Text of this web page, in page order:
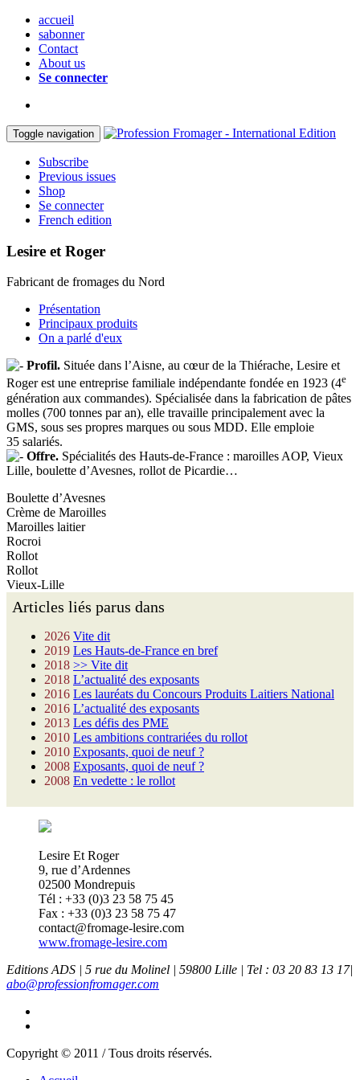
accueil
sabonner
Contact
About us
Se connecter
Toggle navigation
Subscribe
Previous issues
Shop
Se connecter
French edition
Lesire et Roger
Fabricant de fromages du Nord
Présentation
Principaux produits
On a parlé d'eux
Profil. Située dans l’Aisne, au cœur de la Thiérache, Lesire et
Roger est une entreprise familiale indépendante fondée en 1923 (4e
génération aux commandes). Spécialisée dans la fabrication de pâtes
molles (700 tonnes par an), elle travaille principalement avec la
GMS, sous ses propres marques ou sous MDD. Elle emploie
35 salariés.
Offre. Spécialités des Hauts-de-France : maroilles AOP, Vieux
Lille, boulette d’Avesnes, rollot de Picardie…
Boulette d’Avesnes
Crème de Maroilles
Maroilles laitier
Rocroi
Rollot
Rollot
Vieux-Lille
Articles liés parus dans
2026 Vite dit
2019 Les Hauts-de-France en bref
2018 >> Vite dit
2018 L’actualité des exposants
2016 Les lauréats du Concours Produits Laitiers National
2016 L’actualité des exposants
2013 Les défis des PME
2010 Les ambitions contrariées du rollot
2010 Exposants, quoi de neuf ?
2008 Exposants, quoi de neuf ?
2008 En vedette : le rollot
Lesire Et Roger
9, rue d’Ardennes
02500 Mondrepuis
Tél : +33 (0)3 23 58 75 45
Fax : +33 (0)3 23 58 75 47
contact@fromage-lesire.com
www.fromage-lesire.com
Editions ADS | 5 rue du Molinel | 59800 Lille | Tel : 03 20 83 13 17|
abo@professionfromager.com
Copyright © 2011 / Tous droits réservés.